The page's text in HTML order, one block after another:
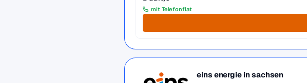
mit Telefonflat
eins energie in sachsen